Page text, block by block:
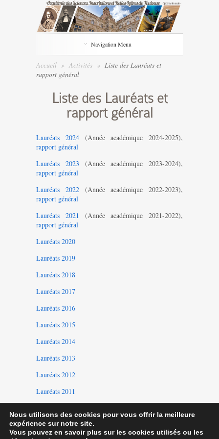
Navigation Menu
Accueil » Activités » Liste des Lauréats et
rapport général
Liste des Lauréats et
rapport général
Lauréats 2024(Année académique 2024-2025),
rapport général
Lauréats 2023 (Année académique 2023-2024),
rapport général
Lauréats 2022(Année académique 2022-2023),
rapport général
Lauréats 2021 (Année académique 2021-2022),
rapport général
Lauréats 2020
Lauréats 2019
Lauréats 2018
Lauréats 2017
Lauréats 2016
Lauréats 2015
Lauréats 2014
Lauréats 2013
Lauréats 2012
Lauréats 2011
Nous utilisons des cookies pour vous offrir la meilleure
expérience sur notre site.
Vous pouvez en savoir plus sur les cookies utilisés ou les